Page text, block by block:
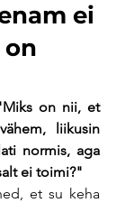
ei
on nii, et
liikusin
normis, aga
ei toimi?"
et su keha